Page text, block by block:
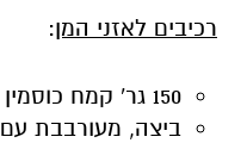
רכיבים לאזני המן:
150 גר' קמח כוסמין מלא
ביצה, מעורבבת עם 2 כפיות מים